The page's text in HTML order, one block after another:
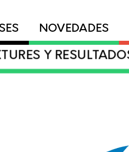
NOVEDADES
Y RESULTADOS